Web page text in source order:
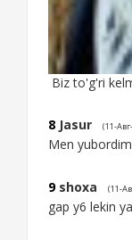
Biz to'g'ri
8 Jasur (11-
Men yubordim
9 shoxa (11-
gap y6 lekin